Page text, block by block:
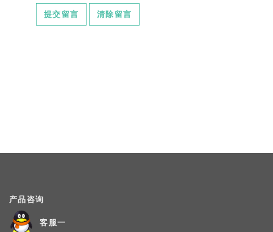
产品咨询
客服一